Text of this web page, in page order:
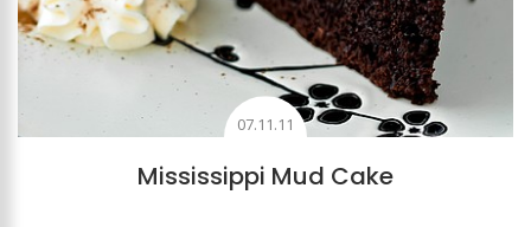
07.11.11
Mississippi Mud Cake